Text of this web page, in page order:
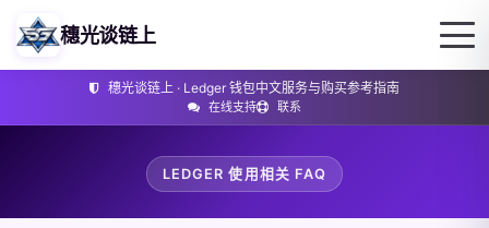
穗光谈链上 · Ledger 钱包中文服务与购买参考指南
在线支持 联系
穗光谈链上
LEDGER 使用相关 FAQ